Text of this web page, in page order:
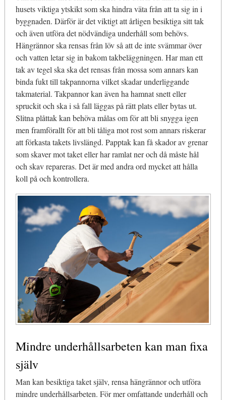
husets viktiga ytskikt som ska hindra väta från att ta sig in i
byggnaden. Därför är det viktigt att årligen besiktiga sitt tak
och även utföra det nödvändiga underhåll som behövs.
Hängrännor ska rensas från löv så att de inte svämmar över
och vatten letar sig in bakom takbeläggningen. Har man ett
tak av tegel ska ska det rensas från mossa som annars kan
binda fukt till takpannorna vilket skadar underliggande
takmaterial. Takpannor kan även ha hamnat snett eller
spruckit och ska i så fall läggas på rätt plats eller bytas ut.
Slitna plåttak kan behöva målas om för att bli snygga igen
men framförallt för att bli tåliga mot rost som annars riskerar
att förkasta takets livslängd. Papptak kan få skador av grenar
som skaver mot taket eller har ramlat ner och då måste hål
och skav repareras. Det är med andra ord mycket att hålla
koll på och kontrollera.
Mindre underhållsarbeten kan man fixa
själv
Man kan besiktiga taket själv, rensa hängrännor och utföra
mindre underhållsarbeten. För mer omfattande underhåll och